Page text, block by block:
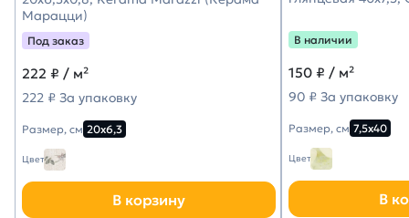
Марацци)
Под заказ
222 ₽ / м²
222 ₽ За упаковку
Размер, см 20х6,3
Цвет
В корзину
В наличии
150 ₽ / м²
90 ₽ За упаковку
Размер, см 7,5х40
Цвет
В